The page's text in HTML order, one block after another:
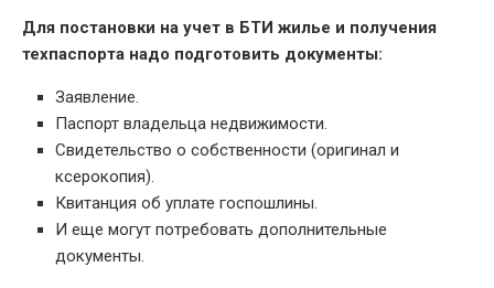
Для постановки на учет в БТИ жилье и получения
техпаспорта надо подготовить документы:
Заявление.
Паспорт владельца недвижимости.
Свидетельство о собственности (оригинал и
ксерокопия).
Квитанция об уплате госпошлины.
И еще могут потребовать дополнительные
документы.